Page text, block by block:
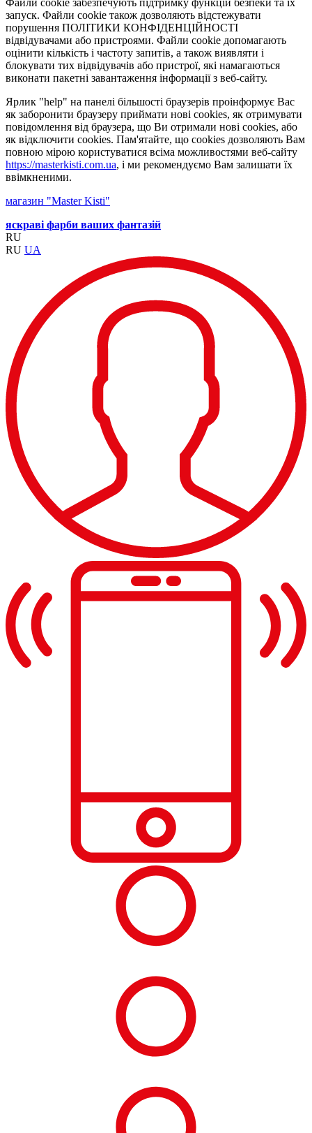
Файли cookie забезпечують підтримку функцій безпеки та їх
запуск. Файли cookie також дозволяють відстежувати
порушення ПОЛІТИКИ КОНФІДЕНЦІЙНОСТІ
відвідувачами або пристроями. Файли cookie допомагають
оцінити кількість і частоту запитів, а також виявляти і
блокувати тих відвідувачів або пристрої, які намагаються
виконати пакетні завантаження інформації з веб-сайту.
Ярлик "help" на панелі більшості браузерів проінформує Вас
як заборонити браузеру приймати нові cookies, як отримувати
повідомлення від браузера, що Ви отримали нові cookies, або
як відключити cookies. Пам'ятайте, що cookies дозволяють Вам
повною мірою користуватися всіма можливостями веб-сайту
https://masterkisti.com.ua, і ми рекомендуємо Вам залишати їх
ввімкненими.
магазин "Master Kisti"
яскраві фарби ваших фантазій
RU
RU UA